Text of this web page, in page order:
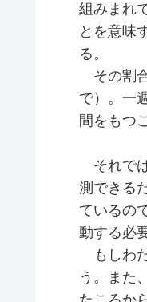
組みまれ
とを意味
る。
その割
で）。一
間をもつ
それで
測できる
ているの
動する必
もしわ
う。また